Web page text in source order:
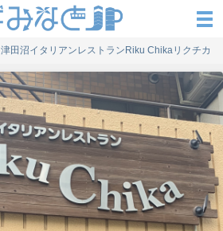
津田沼イタリアンレストランRiku Chikaリクチカ